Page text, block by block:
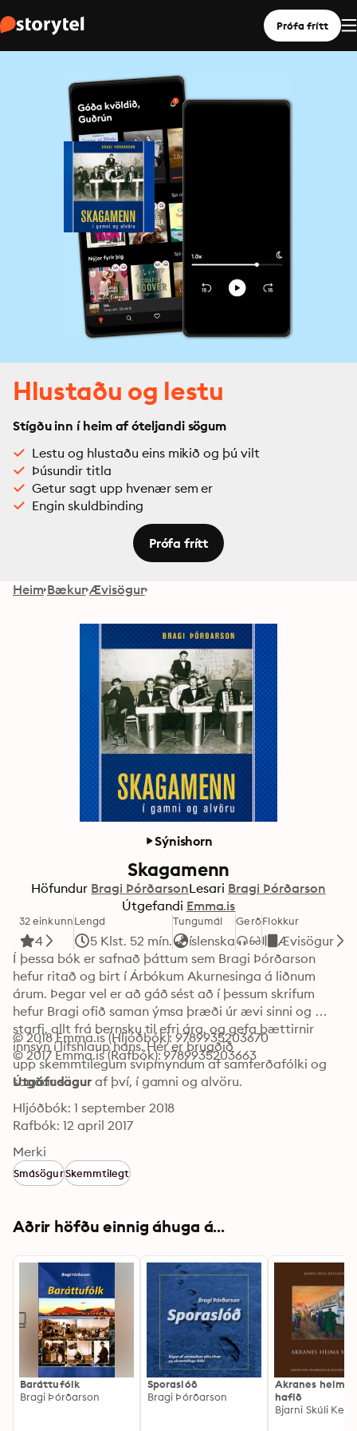
Prófa frítt
Hlustaðu og lestu
Stígðu inn í heim af óteljandi sögum
Lestu og hlustaðu eins mikið og þú vilt
Þúsundir titla
Getur sagt upp hvenær sem er
Engin skuldbinding
Prófa frítt
Heim Bækur Ævisögur
Sýnishorn
Skagamenn
Höfundur Bragi ÞórðarsonLesari Bragi Þórðarson
Útgefandi Emma.is
32 einkunn
4
Lengd
5 Klst. 52 mín.
Tungumál
íslenska
GerðFlokkur
Ævisögur
Í þessa bók er safnað þáttum sem Bragi Þórðarson
hefur ritað og birt í Árbókum Akurnesinga á liðnum
árum. Þegar vel er að gáð sést að í þessum skrifum
hefur Bragi ofið saman ýmsa þræði úr ævi sinni og
starfi, allt frá bernsku til efri ára, og gefa þættirnir
innsýn í lífshlaup hans. Hér er brugðið
upp skemmtilegum svipmyndum af samferðafólki og
sagðar sögur af því, í gamni og alvöru.
© 2018 Emma.is (Hljóðbók): 9789935203670
© 2017 Emma.is (Rafbók): 9789935203663
Útgáfudagur
Hljóðbók: 1 september 2018
Rafbók: 12 april 2017
Merki
SmásögurSkemmtilegt
Aðrir höfðu einnig áhuga á...
Baráttufólk
Bragi Þórðarson
Sporaslóð
Bragi Þórðarson
Akranes heima
hafið